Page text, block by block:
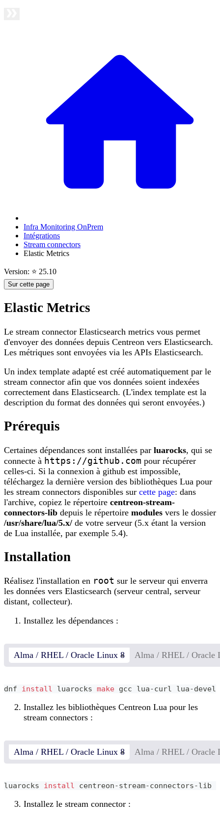
Infra Monitoring OnPrem
Intégrations
Stream connectors
Elastic Metrics
Version: ⭐ 25.10
Sur cette page
Elastic Metrics
Le stream connector Elasticsearch metrics vous permet
d'envoyer des données depuis Centreon vers Elasticsearch.
Les métriques sont envoyées via les APIs Elasticsearch.
Un index template adapté est créé automatiquement par le
stream connector afin que vos données soient indexées
correctement dans Elasticsearch. (L'index template est la
description du format des données qui seront envoyées.)
Prérequis
Certaines dépendances sont installées par luarocks, qui se
connecte à https://github.com pour récupérer
celles-ci. Si la connexion à github est impossible,
téléchargez la dernière version des bibliothèques Lua pour
les stream connectors disponibles sur cette page: dans
l'archive, copiez le répertoire centreon-stream-
connectors-lib depuis le répertoire modules vers le dossier
/usr/share/lua/5.x/ de votre serveur (5.x étant la version
de Lua installée, par exemple 5.4).
Installation
Réalisez l'installation en root sur le serveur qui enverra
les données vers Elasticsearch (serveur central, serveur
distant, collecteur).
Installez les dépendances :
Alma / RHEL / Oracle Linux 8 Alma / RHEL / Oracle
dnf install luarocks make gcc lua-curl lua-devel
Installez les bibliothèques Centreon Lua pour les
stream connectors :
Alma / RHEL / Oracle Linux 8 Alma / RHEL / Oracle
luarocks install centreon-stream-connectors-lib
Installez le stream connector :